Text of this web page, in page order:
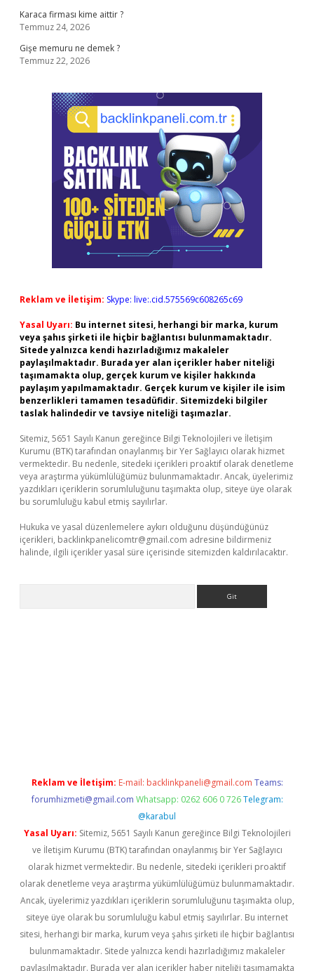
Karaca firması kime aittir ?
Temmuz 24, 2026
Gişe memuru ne demek ?
Temmuz 22, 2026
Reklam ve İletişim: Skype: live:.cid.575569c608265c69
Yasal Uyarı: Bu internet sitesi, herhangi bir marka, kurum
veya şahıs şirketi ile hiçbir bağlantısı bulunmamaktadır.
Sitede yalnızca kendi hazırladığımız makaleler
paylaşılmaktadır. Burada yer alan içerikler haber niteliği
taşımamakta olup, gerçek kurum ve kişiler hakkında
paylaşım yapılmamaktadır. Gerçek kurum ve kişiler ile isim
benzerlikleri tamamen tesadüfidir. Sitemizdeki bilgiler
taslak halindedir ve tavsiye niteliği taşımazlar.
Sitemiz, 5651 Sayılı Kanun gereğince Bilgi Teknolojileri ve İletişim
Kurumu (BTK) tarafından onaylanmış bir Yer Sağlayıcı olarak hizmet
vermektedir. Bu nedenle, sitedeki içerikleri proaktif olarak denetleme
veya araştırma yükümlülüğümüz bulunmamaktadır. Ancak, üyelerimiz
yazdıkları içeriklerin sorumluluğunu taşımakta olup, siteye üye olarak
bu sorumluluğu kabul etmiş sayılırlar.
Hukuka ve yasal düzenlemelere aykırı olduğunu düşündüğünüz
içerikleri, backlinkpanelicomtr@gmail.com adresine bildirmeniz
halinde, ilgili içerikler yasal süre içerisinde sitemizden kaldırılacaktır.
Reklam ve İletişim: E-mail: backlinkpaneli@gmail.com Teams:
forumhizmeti@gmail.com Whatsapp: 0262 606 0 726 Telegram:
@karabul
Yasal Uyarı: Sitemiz, 5651 Sayılı Kanun gereğince Bilgi Teknolojileri
ve İletişim Kurumu (BTK) tarafından onaylanmış bir Yer Sağlayıcı
olarak hizmet vermektedir. Bu nedenle, sitedeki içerikleri proaktif
olarak denetleme veya araştırma yükümlülüğümüz bulunmamaktadır.
Ancak, üyelerimiz yazdıkları içeriklerin sorumluluğunu taşımakta olup,
siteye üye olarak bu sorumluluğu kabul etmiş sayılırlar. Bu internet
sitesi, herhangi bir marka, kurum veya şahıs şirketi ile hiçbir bağlantısı
bulunmamaktadır. Sitede yalnızca kendi hazırladığımız makaleler
paylaşılmaktadır. Burada yer alan içerikler haber niteliği taşımamakta